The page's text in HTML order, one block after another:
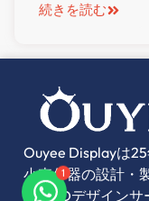
続きを読む
Ouyee Displayは
小売什器の設計・
格、3Dデザイン
1